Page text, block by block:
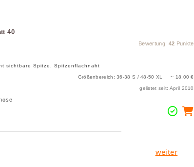
40
Bewertung: 42 Punkte
sichtbare Spitze, Spitzenflachnaht
Größenbereich: 36-38 S / 48-50 XL ~ 18,00 €
gelistet seit: April 2010
weiter